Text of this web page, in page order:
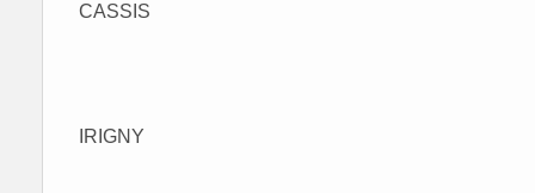
CASSIS
IRIGNY